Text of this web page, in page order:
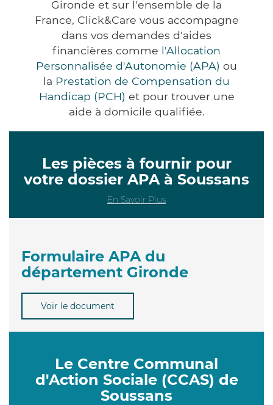
Gironde et sur l'ensemble de la
France, Click&Care vous accompagne
dans vos demandes d'aides
financières comme l'Allocation
Personnalisée d'Autonomie (APA) ou
la Prestation de Compensation du
Handicap (PCH) et pour trouver une
aide à domicile qualifiée.
Les pièces à fournir pour
votre dossier APA à Soussans
En Savoir Plus
Formulaire APA du
département Gironde
Voir le document
Le Centre Communal
d'Action Sociale (CCAS) de
Soussans